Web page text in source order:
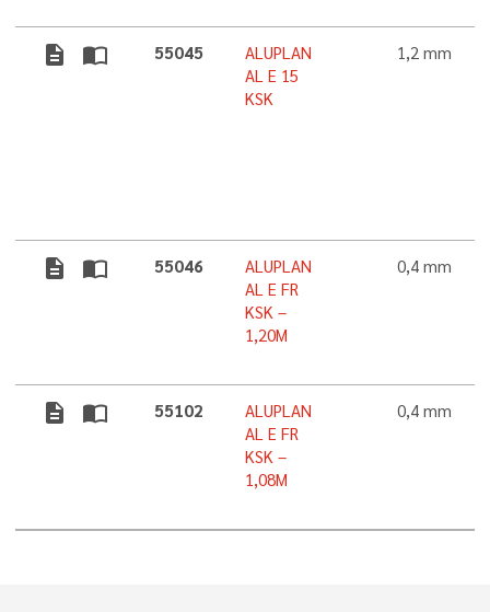
description import_contacts 55045
ALUPLAN
AL E 15
KSK
1,2 mm
description import_contacts 55046
ALUPLAN
AL E FR
KSK –
1,20M
0,4 mm
description import_contacts 55102
ALUPLAN
AL E FR
KSK –
1,08M
0,4 mm